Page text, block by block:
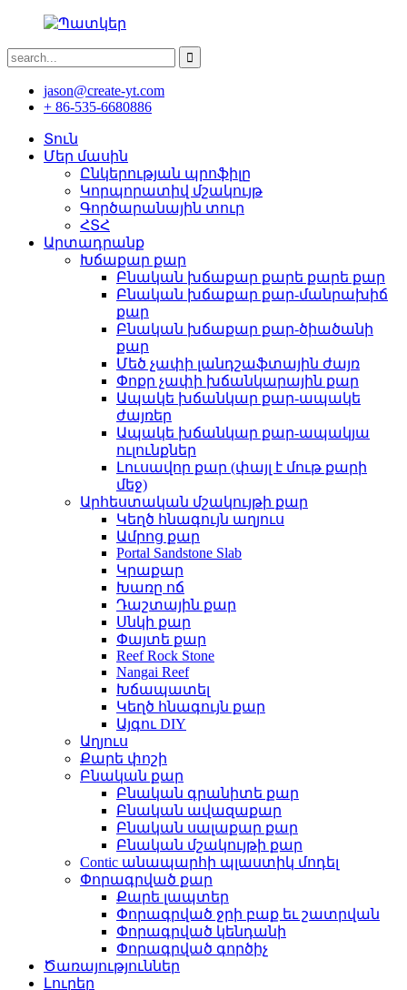
jason@create-yt.com
+ 86-535-6680886
Տուն
Մեր մասին
Ընկերության պրոֆիլը
Կորպորատիվ մշակույթ
Գործարանային տուր
ՀՏՀ
Արտադրանք
Խճաքար քար
Բնական խճաքար քարե քարե քար
Բնական խճաքար քար-մանրախիճ
քար
Բնական խճաքար քար-ծիածանի
քար
Մեծ չափի լանդշաֆտային ժայռ
Փոքր չափի խճանկարային քար
Ապակե խճանկար քար-ապակե
ժայռեր
Ապակե խճանկար քար-ապակյա
ուլունքներ
Լուսավոր քար (փայլ է մութ քարի
մեջ)
Արհեստական ​​մշակույթի քար
Կեղծ հնագույն աղյուս
Ամրոց քար
Portal Sandstone Slab
Կրաքար
Խառը ոճ
Դաշտային քար
Սնկի քար
Փայտե քար
Reef Rock Stone
Nangai Reef
Խճապատել
Կեղծ հնագույն քար
Այգու DIY
Աղյուս
Քարե փոշի
Բնական քար
Բնական գրանիտե քար
Բնական ավազաքար
Բնական սալաքար քար
Բնական մշակույթի քար
Contic անապարհի պլաստիկ մոդել
Փորագրված քար
Քարե լապտեր
Փորագրված ջրի բաք եւ շատրվան
Փորագրված կենդանի
Փորագրված գործիչ
Ծառայություններ
Լուրեր